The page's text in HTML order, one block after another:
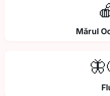
Mărul